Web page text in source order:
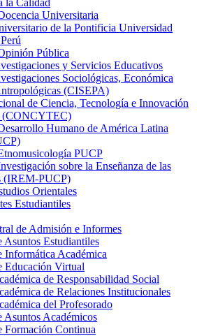
la Calidad
Universitaria
de la Pontificia Universidad
Pública
y Servicios Educativos
Sociológicas, Económica
(CISEPA)
de Ciencia, Tecnología e Innovación
(CONCYTEC)
Humano de América Latina
PUCP
sobre la Enseñanza de las
(IREM-PUCP)
Orientales
Estudiantiles
de Admisión e Informes
Asuntos Estudiantiles
Informática Académica
Educación Virtual
de Responsabilidad Social
de Relaciones Institucionales
del Profesorado
Asuntos Académicos
Formación Continua